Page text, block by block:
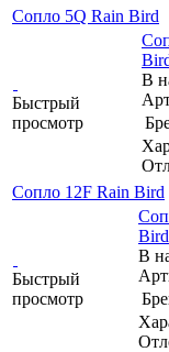
Сопло 5Q Rain Bird
Быстрый
просмотр
В
Сопло 12F Rain Bird
Быстрый
просмотр
Bird
В